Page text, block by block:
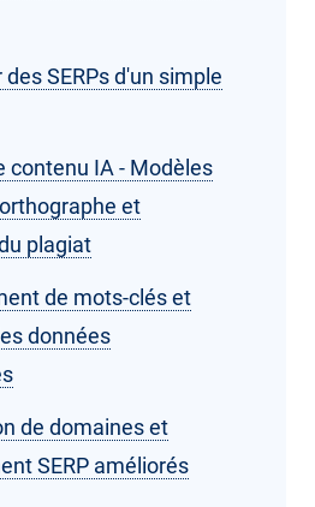
SERPs d'un simple
contenu IA - Modèles
et
plagiat
de mots-clés et
données
de domaines et
SERP améliorés